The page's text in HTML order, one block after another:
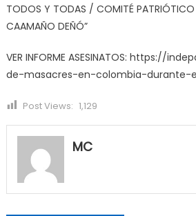
TODOS Y TODAS / COMITÉ PATRIÓTICO
CAAMAÑO DEÑÓ”
VER INFORME ASESINATOS: https://
de-masacres-en-colombia-durante-
Post Views: 1,129
MC